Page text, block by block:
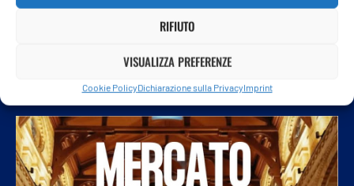
RIFIUTO
VISUALIZZA PREFERENZE
Cookie PolicyDichiarazione sulla PrivacyImprint
subito …